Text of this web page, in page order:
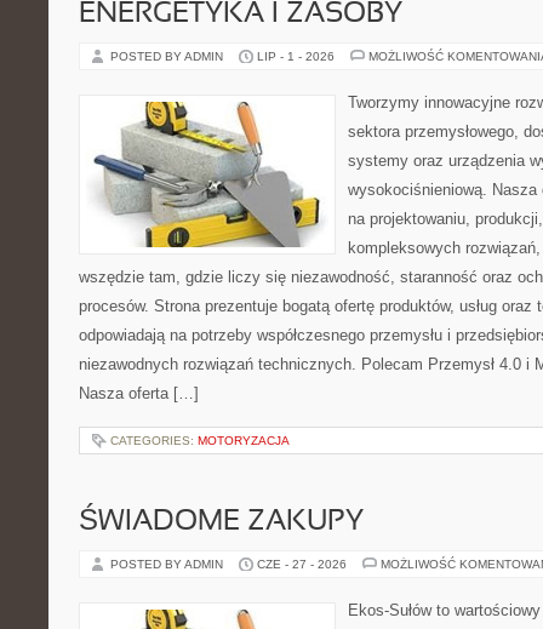
ENERGETYKA I ZASOBY
POSTED BY ADMIN LIP - 1 - 2026 MOŻLIWOŚĆ
Tworzymy innowacyjne
sektora przemysłowego,
systemy oraz urządzenia
wysokociśnieniową. Nasza
na projektowaniu,
kompleksowych
wszędzie tam, gdzie liczy się niezawodność, staranność oraz
procesów. Strona prezentuje bogatą ofertę produktów, usług oraz
odpowiadają na potrzeby współczesnego przemysłu i
niezawodnych rozwiązań technicznych. Polecam Przemysł 4.0 i
Nasza oferta […]
CATEGORIES: MOTORYZACJA
ŚWIADOME ZAKUPY
POSTED BY ADMIN CZE - 27 - 2026 MOŻLIWOŚĆ
Ekos-Sułów to